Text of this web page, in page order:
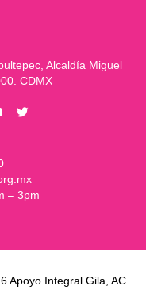
Alcaldía Miguel
CDMX
– 3pm
Apoyo Integral Gila, AC